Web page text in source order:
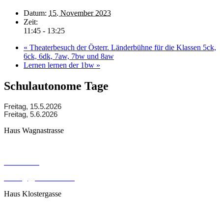
Datum: 15. November 2023
Zeit:
11:45 - 13:25
« Theaterbesuch der Österr. Länderbühne für die Klassen 5ck,
6ck, 6dk, 7aw, 7bw und 8aw
Lernen lernen der 1bw »
Schulautonome Tage
Freitag, 15.5.2026
Freitag, 5.6.2026
Haus Wagnastrasse
Haus Klostergasse